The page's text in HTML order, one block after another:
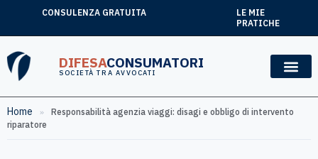
CONSULENZA GRATUITA
LE MIE
PRATICHE
DIFESACONSUMATORI
SOCIETÀ TRA AVVOCATI
Home »
Responsabilità agenzia viaggi: disagi e obbligo di intervento
riparatore